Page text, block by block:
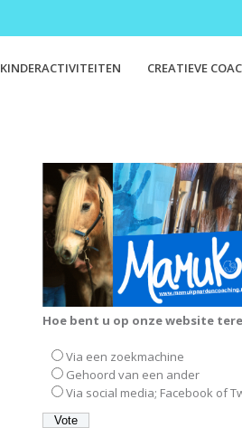
KINDERACTIVITEITEN CREATIEVE
Hoe bent u op onze website
Via een zoekmachine
Gehoord van een ander
Via social media; Facebook of